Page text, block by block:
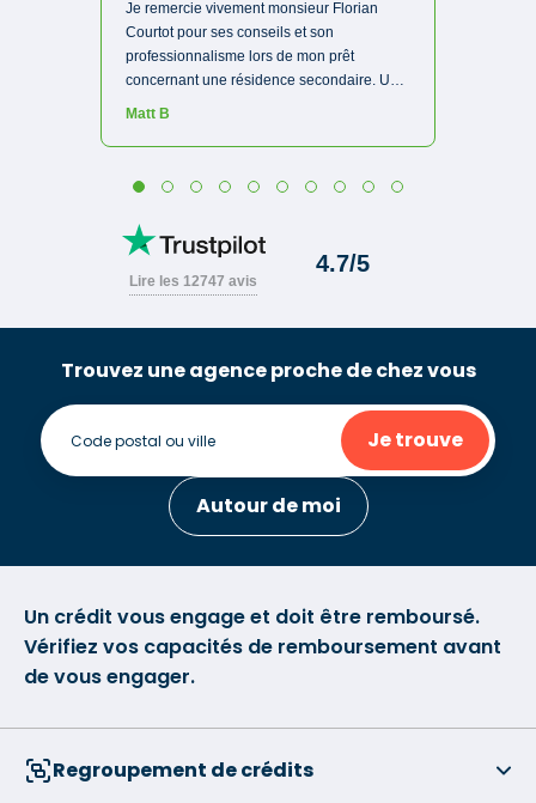
Trouvez une agence proche de chez vous
Je trouve
Autour de moi
Un crédit vous engage et doit être remboursé.
Vérifiez vos capacités de remboursement avant
de vous engager.
Regroupement de crédits